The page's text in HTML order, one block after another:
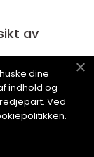
av
dine
indhold og
Ved